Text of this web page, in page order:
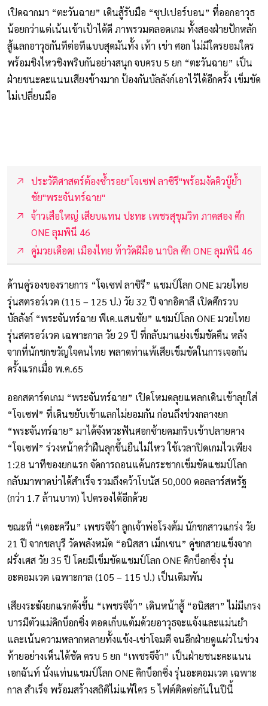
เปิดฉากมา “ตะวันฉาย” เดินสู้รับมือ “ซุปเปอร์บอน” ที่ออกอาวุธ
น้อยกว่าแต่เน้นเข้าเป้าได้ดี ภาพรวมตลอดเกม ทั้งสองฝ่ายปักหลัก
สู้แลกอาวุธกันทีต่อทีแบบสุดมันทั้ง เท้า เข่า ศอก ไม่มีใครยอมใคร
พร้อมชิงไหวชิงพริบกันอย่างสนุก จบครบ 5 ยก “ตะวันฉาย” เป็น
ฝ่ายชนะคะแนนเสียงข้างมาก ป้องกันบัลลังก์เอาไว้ได้อีกครั้ง เข็มขัด
ไม่เปลี่ยนมือ
ประวัติศาสตร์ต้องซ้ำรอย"โจเซฟ ลาซิรี"พร้อมงัดคิวบู๊ย้ำ
ชัย"พระจันทร์ฉาย"
จ้าวเสือใหญ่ เสียบแทน ปะทะ เพชรสุขุมวิท ภาคสอง ศึก
ONE ลุมพินี 46
คู่มวยเดือด! เมืองไทย ท้าวัดฝีมือ นาบิล ศึก ONE ลุมพินี 46
ด้านคู่รองของรายการ “โจเซฟ ลาซิรี” แชมป์โลก ONE มวยไทย
รุ่นสตรอว์เวต (115 – 125 ป.) วัย 32 ปี จากอิตาลี เปิดศึกรวบ
บัลลังก์ “พระจันทร์ฉาย พีเค.แสนชัย” แชมป์โลก ONE มวยไทย
รุ่นสตรอว์เวต เฉพาะกาล วัย 29 ปี ที่กลับมาแย่งเข็มขัดคืน หลัง
จากที่นักชกขวัญใจคนไทย พลาดท่าแพ้เสียเข็มขัดในการเจอกัน
ครั้งแรกเมื่อ พ.ค.65
ออกสตาร์ตเกม “พระจันทร์ฉาย” เปิดโหมดลุยแหลกเดินเข้าลุยใส่
“โจเซฟ” ที่เดินขยับเข้าแลกไม่ยอมกัน ก่อนถึงช่วงกลางยก
“พระจันทร์ฉาย” มาได้จังหวะฟันศอกซ้ายคมกริบเข้าปลายคาง
“โจเซฟ” ร่วงหน้าคว่ำฝืนลุกขึ้นยืนไม่ไหว ใช้เวลาปิดเกมไวเพียง
1:28 นาทีของยกแรก จัดการถอนแค้นกระชากเข็มขัดแชมป์โลก
กลับมาพาดบ่าได้สำเร็จ รวมถึงคว้าโบนัส 50,000 ดอลลาร์สหรัฐ
(กว่า 1.7 ล้านบาท) ไปครองได้อีกด้วย
ขณะที่ “เดอะควีน” เพชรจีจ้า ลูกเจ้าพ่อโรงต้ม นักชกสาวแกร่ง วัย
21 ปี จากชลบุรี วัดพลังหมัด “อนิสสา เม็กเซน” คู่ชกสายแข็งจาก
ฝรั่งเศส วัย 35 ปี โดยมีเข็มขัดแชมป์โลก ONE คิกบ็อกซิ่ง รุ่น
อะตอมเวต เฉพาะกาล (105 – 115 ป.) เป็นเดิมพัน
เสียงระฆังยกแรกดังขึ้น “เพชรจีจ้า” เดินหน้าสู้ “อนิสสา” ไม่มีเกรง
บารมีตัวแม่คิกบ็อกซิ่ง ตอดเก็บแต้มด้วยอาวุธจะแจ้งและแม่นยำ
และเน้นความหลากหลายทั้งแข้ง-เข่าโจมตี จนอีกฝ่ายดูแผ่วในช่วง
ท้ายอย่างเห็นได้ชัด ครบ 5 ยก “เพชรจีจ้า” เป็นฝ่ายชนะคะแนน
เอกฉันท์ นั่งแท่นแชมป์โลก ONE คิกบ็อกซิ่ง รุ่นอะตอมเวต เฉพาะ
กาล สำเร็จ พร้อมสร้างสถิติไม่แพ้ใคร 5 ไฟต์ติดต่อกันในปีนี้